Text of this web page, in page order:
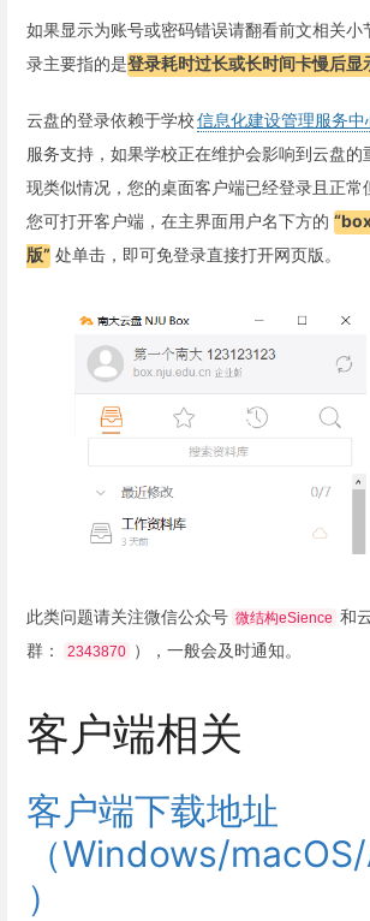
如果显示为账号或密码错误请翻看前文相关小
录主要指的是登录耗时过长或长时间卡慢后显
云盘的登录依赖于学校信息化建设管理服务中
服务支持，如果学校正在维护会影响到云盘的
现类似情况，您的桌面客户端已经登录且正常
您可打开客户端，在主界面用户名下方的
版” 处单击，即可免登录直接打开网页版。
此类问题请关注微信公众号 微结构eSience 和
群：
2343870 ），一般会及时通知。
客户端相关
客户端下载地址
（Windows/
）